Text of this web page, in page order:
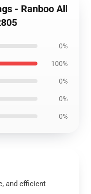
- Ranboo All
0%
100%
0%
0%
0%
and efficient